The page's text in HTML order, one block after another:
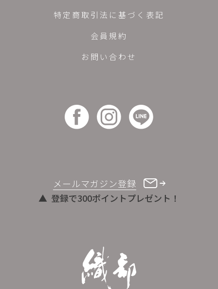
メールマガジン登録
登録で300ポイントプレゼント！
特定商取引法に基づく表記
会員規約
お問い合わせ